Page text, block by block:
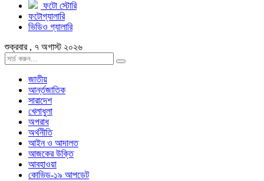
ফটো স্টোরি
ফটোগ্যালারি
ভিডিও গ্যালারি
শুক্রবার , ৭ অগাস্ট ২০২৬
জাতীয়
আর্ন্তজাতিক
সারাদেশ
খেলাধুলা
অপরাধ
অর্থনীতি
আইন ও আদালত
আজকের উক্তি
আবহাওয়া
কোভিড-১৯ আপডেট